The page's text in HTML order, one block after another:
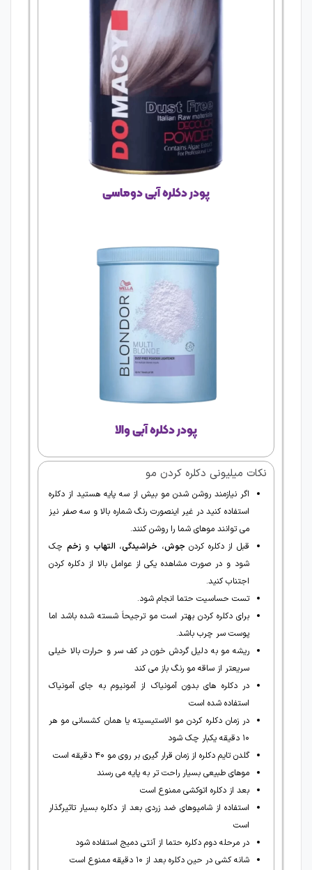
پودر دکلره آبی دوماسی
پودر دکلره آبی والا
نکات میلیونی دکلره کردن مو
اگر نیازمند روشن شدن مو بیش از سه پایه هستید از دکلره
استفاده کنید در غیر اینصورت رنگ شماره بالا و سه صفر نیز
می توانند موهای شما را روشن کنند.
قبل از دکلره کردن جوش، خراشیدگی، التهاب و زخم چک
شود و در صورت مشاهده یکی از عوامل بالا از دکلره کردن
اجتناب کنید.
تست حساسیت حتما انجام شود.
برای دکلره کردن بهتر است مو ترجیحاَ شسته شده باشد اما
پوست سر چرب باشد.
ریشه مو به دلیل گردش خون در کف سر و حرارت بالا خیلی
سریعتر از ساقه مو رنگ باز می کند
در دکلره های بدون آمونیاک از آمونیوم به جای آمونیاک
استفاده شده است
در زمان دکلره کردن مو الاستیسیته یا همان کشسانی مو هر
۱۰ دقیقه یکبار چک شود
گلدن تایم دکلره از زمان قرار گیری بر روی مو ۴۰ دقیقه است
موهای طبیعی بسیار راحت تر به پایه می رسند
بعد از دکلره اتوکشی ممنوع است
استفاده از شامپوهای ضد زردی بعد از دکلره بسیار تاثیرگذار
است
در مرحله دوم دکلره حتما از آنتی دمیج استفاده شود
شانه کشی در حین دکلره بعد از ۱۰ دقیقه ممنوع است